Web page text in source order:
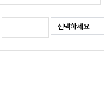
선택하세요